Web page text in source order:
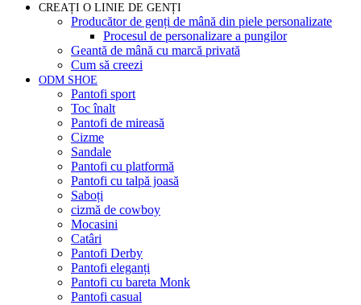
CREAȚI O LINIE DE GENȚI
Producător de genți de mână din piele personalizate
Procesul de personalizare a pungilor
Geantă de mână cu marcă privată
Cum să creezi
ODM SHOE
Pantofi sport
Toc înalt
Pantofi de mireasă
Cizme
Sandale
Pantofi cu platformă
Pantofi cu talpă joasă
Saboți
cizmă de cowboy
Mocasini
Catâri
Pantofi Derby
Pantofi eleganți
Pantofi cu bareta Monk
Pantofi casual